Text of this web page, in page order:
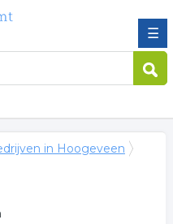
☰
in Hoogeveen